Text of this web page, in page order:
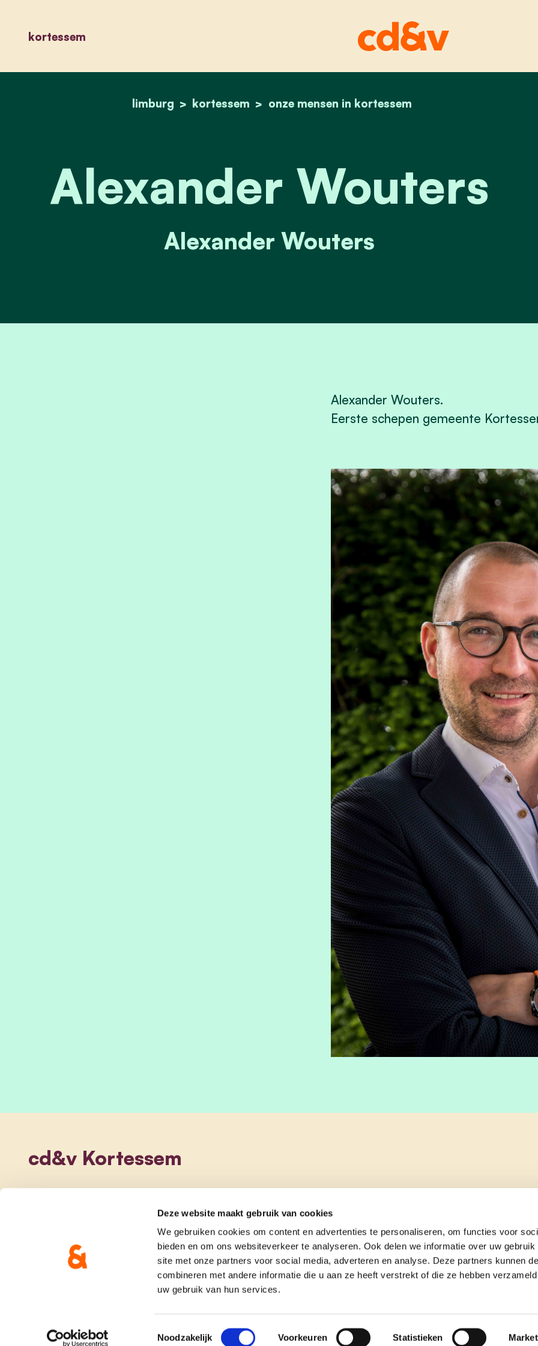
Deze website maakt gebruik van cookies
We gebruiken cookies om content en advertenties te personaliseren, om functies voor
bieden en om ons websiteverkeer te analyseren. Ook delen we informatie over uw gebruik
site met onze partners voor social media, adverteren en analyse. Deze partners kunnen
combineren met andere informatie die u aan ze heeft verstrekt of die ze hebben
uw gebruik van hun services.
Toestemmingsselectie
Noodzakelijk Voorkeuren Statistieken
kortessem
home
limburg kortessem onze mensen in kortessem
alexander wouters
Alexander Wouters
Alexander Wouters
Alexander Wouters.
Eerste schepen gemeente
cd&v Kortessem
onze partij doe mee contact